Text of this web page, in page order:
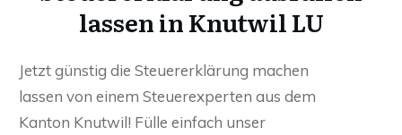
lassen in Knutwil LU
Jetzt günstig die Steuererklärung machen
lassen von einem Steuerexperten aus dem
Kanton Knutwil! Fülle einfach unser